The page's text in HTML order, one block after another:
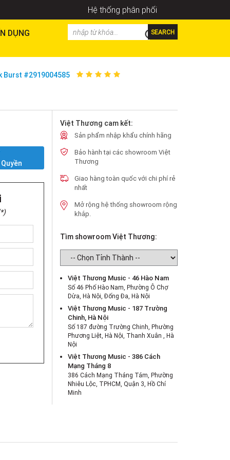
Hệ thống phân phối
DỤNG SEARCH
Burst #2919004585
Việt Thương cam kết:
Sản phẩm nhập khẩu chính hãng
Bảo hành tại các showroom Việt
Thương
Giao hàng toàn quốc với chi phí rẻ
nhất
Mở rộng hệ thống showroom rộng
khắp.
Tìm showroom Việt Thương:
Việt Thương Music - 46 Hào Nam
Số 46 Phố Hào Nam, Phường Ô Chợ
Dừa, Hà Nội, Đống Đa, Hà Nội
Việt Thương Music - 187 Trường
Chinh, Hà Nội
Số 187 đường Trường Chinh, Phường
Phương Liệt, Hà Nội, Thanh Xuân , Hà
Nội
Việt Thương Music - 386 Cách
Mạng Tháng 8
386 Cách Mạng Tháng Tám, Phường
Nhiêu Lộc, TPHCM, Quận 3, Hồ Chí
Minh
Bích